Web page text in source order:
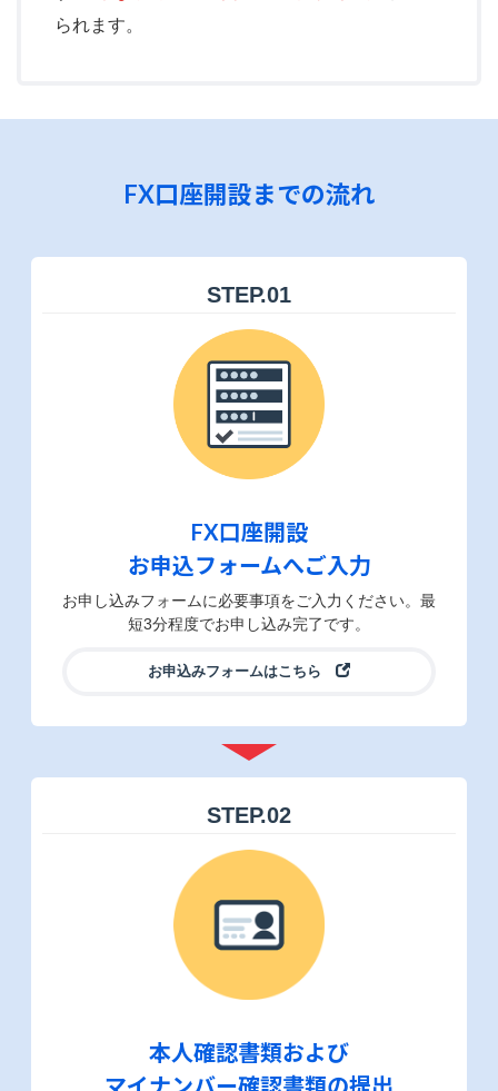
られます。
FX口座開設までの流れ
STEP.01
FX口座開設
お申込フォームへご入力
お申し込みフォームに必要事項をご入力ください。最
短3分程度でお申し込み完了です。
お申込みフォームはこちら
STEP.02
本人確認書類および